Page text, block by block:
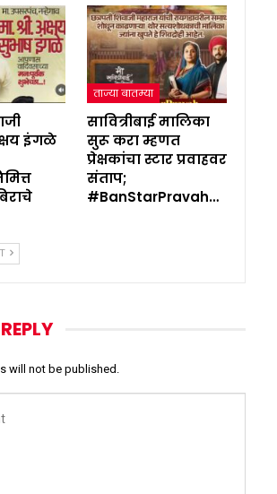
इंगळे
ताज्या बातम्या
सावित्रीबाई मालिका
सुरू करा म्हणत
प्रेक्षकांचा स्टार प्रवाहवर
संताप;
#BanStarPravah…
will not be published.